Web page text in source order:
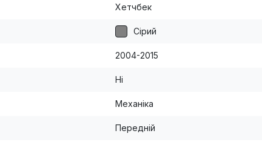
Хетчбек
Сірий
2004-2015
Ні
Механіка
Передній